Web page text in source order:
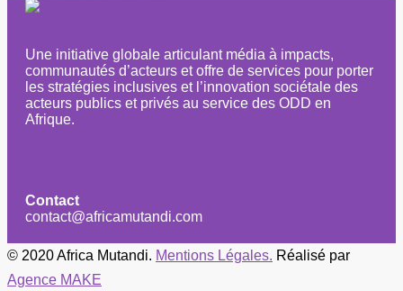
Une initiative globale articulant média à impacts,
communautés d’acteurs et offre de services pour porter
les stratégies inclusives et l’innovation sociétale des
acteurs publics et privés au service des ODD en
Afrique.
Contact
contact@africamutandi.com
© 2020 Africa Mutandi. Mentions Légales. Réalisé par
Agence MAKE